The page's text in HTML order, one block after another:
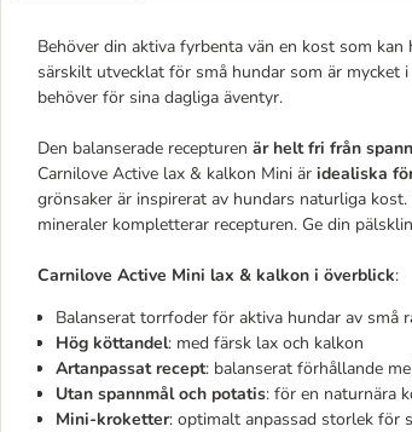
Behöver din aktiva fyrbenta vän en kost som
särskilt utvecklat för små hundar som är mycket
behöver för sina dagliga äventyr.
Den balanserade recepturen är helt fri från
Carnilove Active lax & kalkon Mini är idealiska
grönsaker är inspirerat av hundars naturliga
mineraler kompletterar recepturen. Ge din
Carnilove Active Mini lax & kalkon i överblick:
Balanserat torrfoder för aktiva hundar av små
Hög köttandel: med färsk lax och kalkon
Artanpassat recept: balanserat förhållande
Utan spannmål och potatis: för en naturnära
Mini-kroketter: optimalt anpassad storlek för